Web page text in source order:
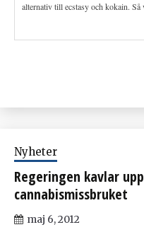
alternativ till ecstasy och kokain. Så
Nyheter
Regeringen kavlar
cannabismissbruket
maj 6, 2012